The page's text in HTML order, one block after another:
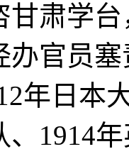
甘肃学
办官员
年日本
、1914